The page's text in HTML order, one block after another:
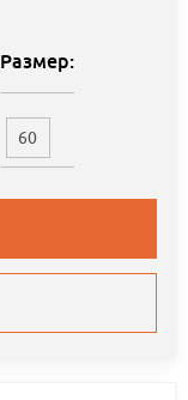
Размер:
60